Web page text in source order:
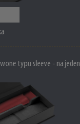
typu sleeve - na jeden